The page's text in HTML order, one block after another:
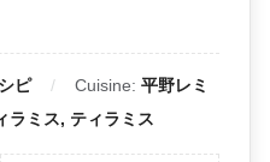
ピ Cuisine: 平野レミ
ラミス, ティラミス